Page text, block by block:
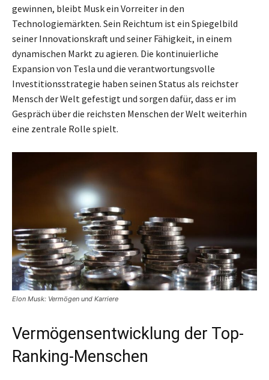
gewinnen, bleibt Musk ein Vorreiter in den
Technologiemärkten. Sein Reichtum ist ein Spiegelbild
seiner Innovationskraft und seiner Fähigkeit, in einem
dynamischen Markt zu agieren. Die kontinuierliche
Expansion von Tesla und die verantwortungsvolle
Investitionsstrategie haben seinen Status als reichster
Mensch der Welt gefestigt und sorgen dafür, dass er im
Gespräch über die reichsten Menschen der Welt weiterhin
eine zentrale Rolle spielt.
Elon Musk: Vermögen und Karriere
Vermögensentwicklung der Top-
Ranking-Menschen